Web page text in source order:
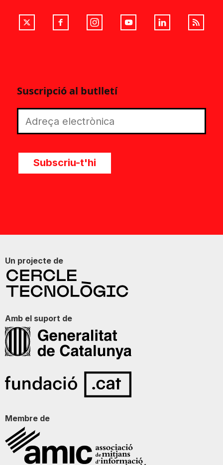
Suscripció al butlletí
Subscriu-t'hi
Un projecte de
Amb el suport de
Membre de